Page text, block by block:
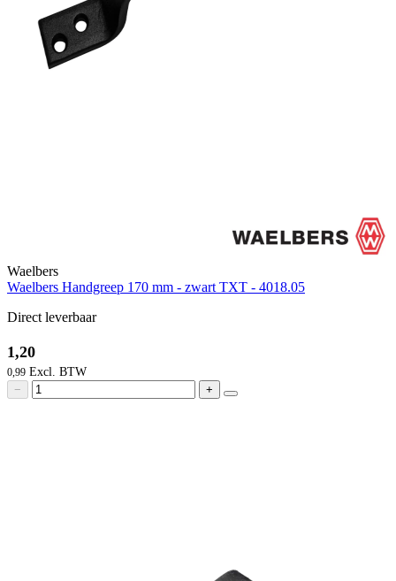
Waelbers
Waelbers Handgreep 170 mm - zwart TXT - 4018.05
Direct leverbaar
1,20
0,99
− +